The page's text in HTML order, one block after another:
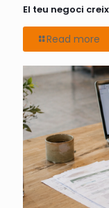
El teu negoci
Read more